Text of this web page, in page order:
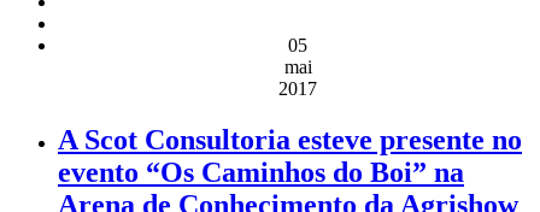
05
mai
2017
A Scot Consultoria esteve presente no
evento “Os Caminhos do Boi” na
Arena de Conhecimento da Agrishow